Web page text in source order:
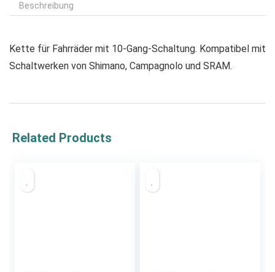
Beschreibung
Kette für Fahrräder mit 10-Gang-Schaltung. Kompatibel mit
Schaltwerken von Shimano, Campagnolo und SRAM.
Related Products